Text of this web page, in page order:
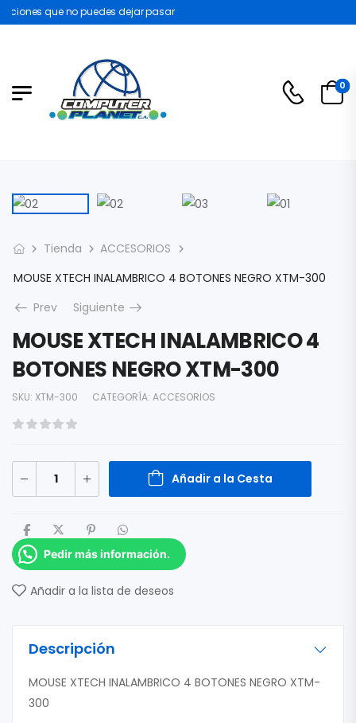
que no puedes dejar pasar
0
Tienda
ACCESORIOS
MOUSE XTECH INALAMBRICO 4 BOTONES NEGRO XTM-300
Prev
Siguiente
MOUSE XTECH INALAMBRICO 4
BOTONES NEGRO XTM-300
SKU: XTM-300 CATEGORÍA: ACCESORIOS
Añadir a la Cesta
Pedir más información.
Añadir a la lista de deseos
Descripción
MOUSE XTECH INALAMBRICO 4 BOTONES NEGRO XTM-
300